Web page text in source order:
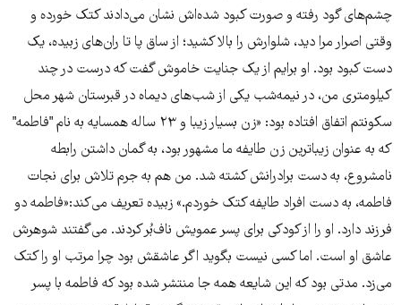
چشم‌های گود رفته و صورت کبود شده‌اش نشان می‌دادند کتک خورده و
وقتی اصرار مرا دید، شلوارش را بالا کشید؛ از ساق پا تا ران‌های زبیده، یک
دست کبود بود. او برایم از یک جنایت خاموش گفت که درست در چند
کیلومتری من، در نیمه‌شب یکی از شب‌های دی‎ماه در قبرستان شهر محل
سکونتم اتفاق افتاده بود: «زن بسیار زیبا و ۲۳ ساله همسایه به نام "فاطمه"
که به عنوان زیبا‌ترین زن طایفه ما مشهور بود، به گمان داشتن رابطه
نامشروع، به دست برادرانش کشته شد. من هم به جرم تلاش برای نجات
فاطمه، به دست افراد طایفه کتک خوردم.» زبیده تعریف می‌کند:«فاطمه دو
فرزند دارد. او را از کودکی برای پسر عمویش ناف‌بُر کردند. می‌گفتند شوهرش
عاشق او است. اما کسی نیست بگوید اگر عاشقش بود چرا مرتب او را کتک
می‌زد. مدتی بود که این شایعه همه جا منتشر شده بود که فاطمه با پسر